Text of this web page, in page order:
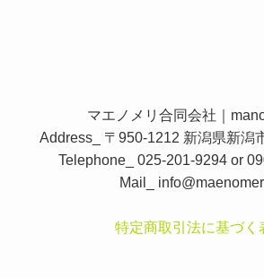
マエノメリ合同会社｜
Address_ 〒950-1212 新潟県新潟
Telephone_ 025-201-9294 or
Mail_
特定商取引法に基づく